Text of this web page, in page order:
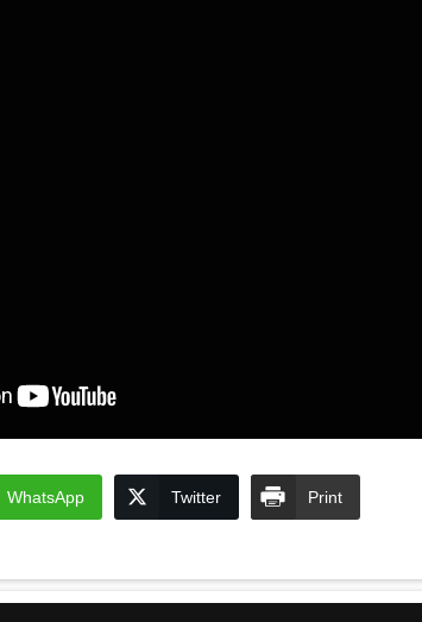
WhatsApp Twitter Print